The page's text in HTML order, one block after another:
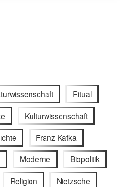
Ritual
Kulturwissenschaft
Franz Kafka
Moderne Biopolitik
Religion Nietzsche